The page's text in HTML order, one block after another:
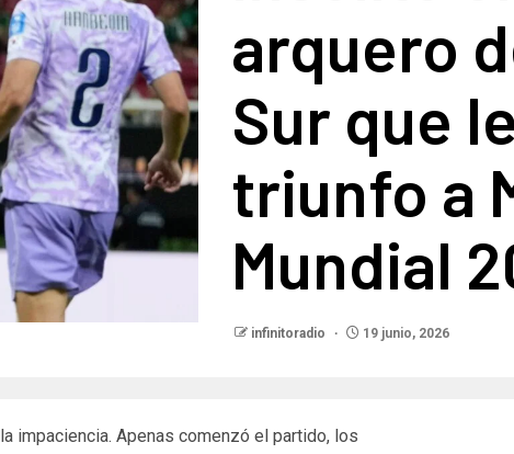
arquero
Sur que
triunfo a
Mundial
infinitoradio 19 junio, 2026
impaciencia. Apenas comenzó el partido, los